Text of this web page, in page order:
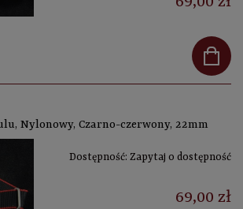
Nylonowy, Czarno-czerwony, 22mm
Dostępność: Zapytaj o dostępność
69,00 zł